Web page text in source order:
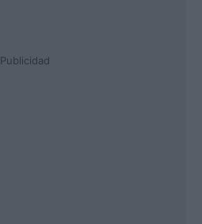
Publicidad